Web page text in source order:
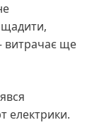
витрачає ще
електрики.